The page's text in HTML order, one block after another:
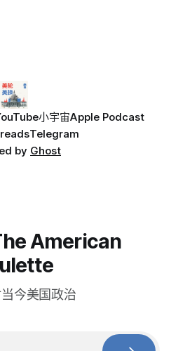
推进多数法案所需的60票。
小宇宙Apple Podcast
Telegram
by Ghost
American
今美国政治